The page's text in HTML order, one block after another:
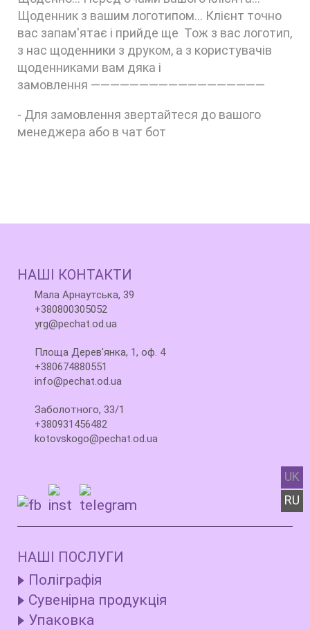
UK
RU
Щоденник з вашим логотипом... Клієнт точно
вас запам'ятає і прийде ще Тож з вас логотип,
з нас щоденники з друком, а з користувачів
щоденниками вам дяка і
замовлення ——————————————————
- Для замовлення звертайтеся до вашого
менеджера або в чат бот
НАШІ КОНТАКТИ
Мала Арнаутська, 39
+380800305052
yrg@pechat.od.ua
Площа Дерев'янка, 1, оф. 4
+380674880551
info@pechat.od.ua
Заболотного, 33/1
+380931456482
kotovskogo@pechat.od.ua
НАШІ ПОСЛУГИ
Поліграфія
Сувенірна продукція
Упаковка